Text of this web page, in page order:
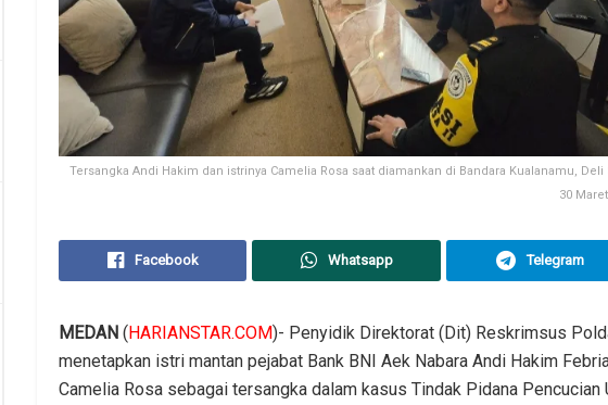
Tersangka Andi Hakim dan istrinya Camelia Rosa saat diamankan di Bandara Kualanamu, Deli
30
Facebook Whatsapp Telegram
MEDAN (HARIANSTAR.COM)- Penyidik Direktorat (Dit) Reskrimsus
menetapkan istri mantan pejabat Bank BNI Aek Nabara Andi Hakim
Camelia Rosa sebagai tersangka dalam kasus Tindak Pidana Pencucian